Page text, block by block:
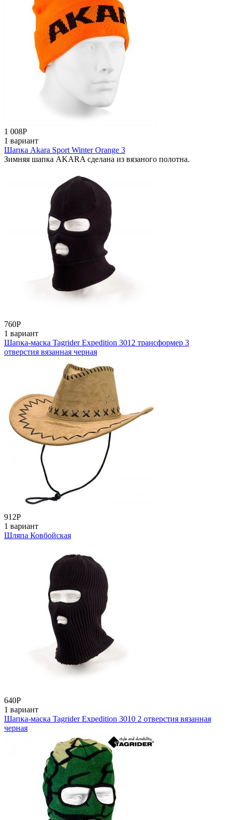
1 008Р
1 вариант
Шапка Akara Sport Winter Orange 3
Зимняя шапка AKARA cделана из вязаного полотна.
760Р
1 вариант
Шапка-маска Tagrider Expedition 3012 трансформер 3
отверстия вязанная черная
912Р
1 вариант
Шляпа Ковбойская
640Р
1 вариант
Шапка-маска Tagrider Expedition 3010 2 отверстия вязанная
черная